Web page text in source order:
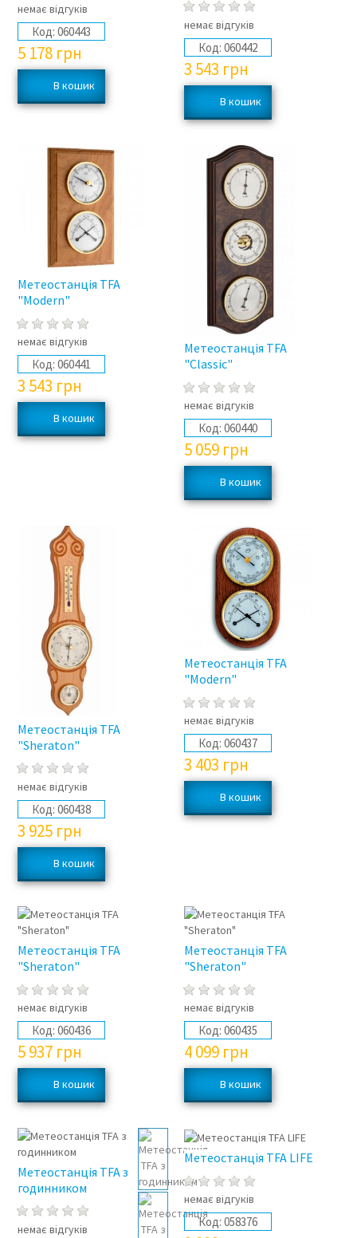
немає відгуків
Код: 060443
5 178 грн
немає відгуків
Код: 060442
3 543 грн
Метеостанція TFA
"Modern"
немає відгуків
Код: 060441
3 543 грн
Метеостанція TFA
"Classic"
немає відгуків
Код: 060440
5 059 грн
Метеостанція TFA
"Sheraton"
немає відгуків
Код: 060438
3 925 грн
Метеостанція TFA
"Modern"
немає відгуків
Код: 060437
3 403 грн
Метеостанція TFA
"Sheraton"
немає відгуків
Код: 060436
5 937 грн
Метеостанція TFA
"Sheraton"
немає відгуків
Код: 060435
4 099 грн
Метеостанція TFA з
годинником
немає відгуків
Метеостанція TFA LIFE
немає відгуків
Код: 058376